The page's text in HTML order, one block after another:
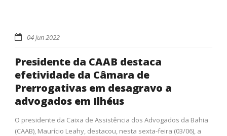
04 jun 2022
Presidente da CAAB destaca
efetividade da Câmara de
Prerrogativas em desagravo a
advogados em Ilhéus
O presidente da Caixa de Assistência dos Advogados da Bahia
(CAAB), Maurício Leahy, destacou, nesta sexta-feira (03/06), a